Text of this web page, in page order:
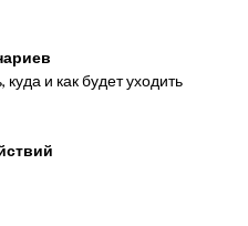
и как будет уходить